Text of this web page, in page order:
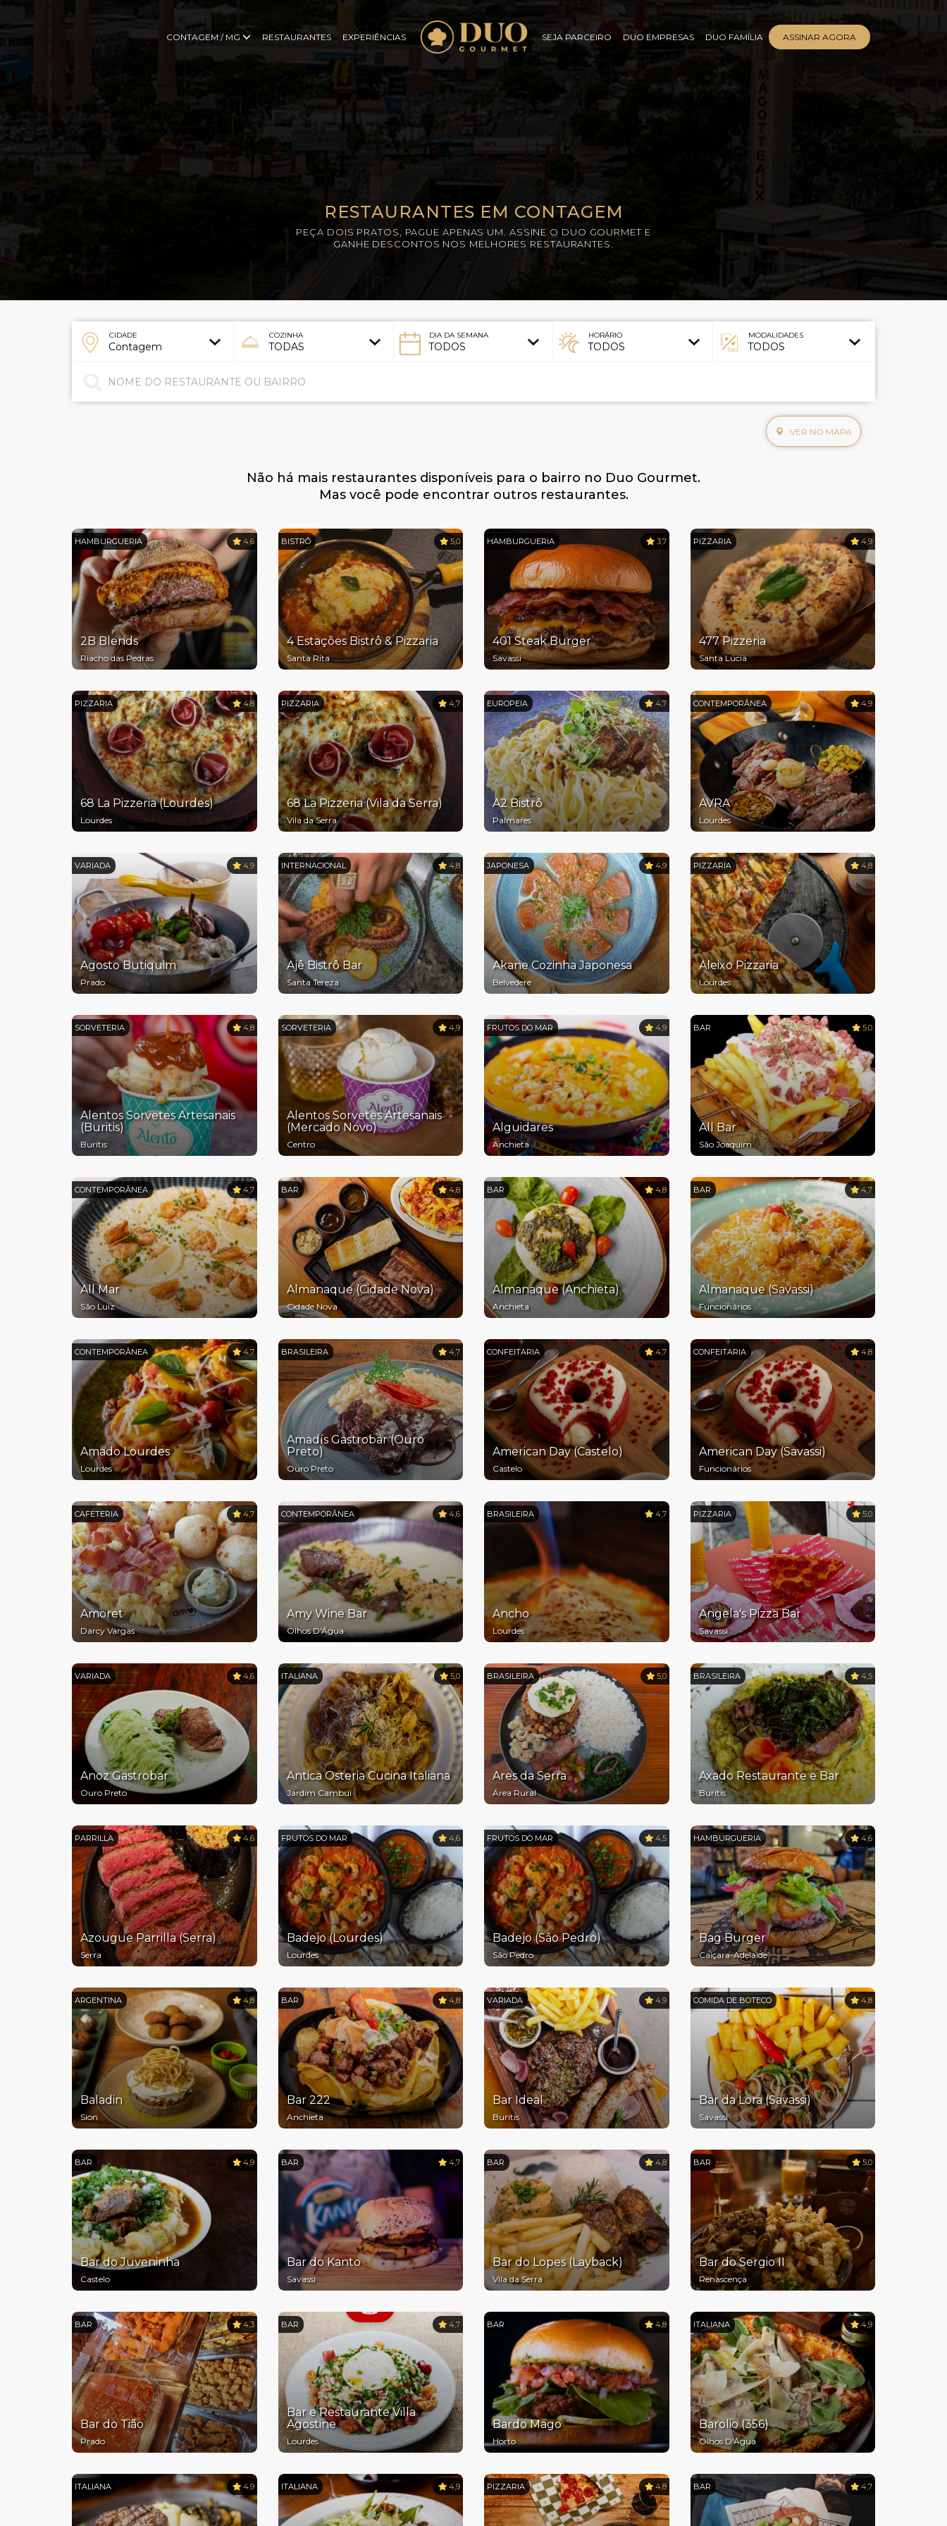
CONTAGEM / MG RESTAURANTES EXPERIÊNCIAS SEJA PARCEIRO DUO EMPRESAS DUO FAMÍLIA ASSINAR AGORA
RESTAURANTES EM CONTAGEM
PEÇA DOIS PRATOS, PAGUE APENAS UM. ASSINE O DUO GOURMET E
GANHE DESCONTOS NOS MELHORES RESTAURANTES.
CIDADE COZINHA DIA DA SEMANA HORÁRIO MODALIDADES
VER NO MAPA
Não há mais restaurantes disponíveis para o bairro no Duo Gourmet.
Mas você pode encontrar outros restaurantes.
HAMBURGUERIA 4,6
2B Blends
Riacho das Pedras
BISTRÔ 5,0
4 Estações Bistrô & Pizzaria
Santa Rita
HAMBURGUERIA 3,7
401 Steak Burger
Savassi
PIZZARIA 4,9
477 Pizzeria
Santa Lúcia
PIZZARIA 4,8
68 La Pizzeria (Lourdes)
Lourdes
PIZZARIA 4,7
68 La Pizzeria (Vila da Serra)
Vila da Serra
EUROPEIA 4,7
A2 Bistrô
Palmares
CONTEMPORÂNEA 4,9
AVRA
Lourdes
VARIADA 4,9
Agosto Butiquim
Prado
INTERNACIONAL 4,8
Ajê Bistrô Bar
Santa Tereza
JAPONESA 4,9
Akane Cozinha Japonesa
Belvedere
PIZZARIA 4,8
Aleixo Pizzaria
Lourdes
SORVETERIA 4,8
Alentos Sorvetes Artesanais
(Buritis)
Buritis
SORVETERIA 4,9
Alentos Sorvetes Artesanais
(Mercado Novo)
Centro
FRUTOS DO MAR 4,9
Alguidares
Anchieta
BAR 5,0
All Bar
São Joaquim
CONTEMPORÂNEA 4,7
All Mar
São Luiz
BAR 4,8
Almanaque (Cidade Nova)
Cidade Nova
BAR 4,8
Almanaque (Anchieta)
Anchieta
BAR 4,7
Almanaque (Savassi)
Funcionários
CONTEMPORÂNEA 4,7
Amado Lourdes
Lourdes
BRASILEIRA 4,7
Amadís Gastrobar (Ouro
Preto)
Ouro Preto
CONFEITARIA 4,7
American Day (Castelo)
Castelo
CONFEITARIA 4,8
American Day (Savassi)
Funcionários
CAFETERIA 4,7
Amoret
Darcy Vargas
CONTEMPORÂNEA 4,6
Amy Wine Bar
Olhos D'Água
BRASILEIRA 4,7
Ancho
Lourdes
PIZZARIA 5,0
Angela's Pizza Bar
Savassi
VARIADA 4,6
Anoz Gastrobar
Ouro Preto
ITALIANA 5,0
Antica Osteria Cucina Italiana
Jardim Cambui
BRASILEIRA 5,0
Ares da Serra
Área Rural
BRASILEIRA 4,5
Axado Restaurante e Bar
Buritis
PARRILLA 4,6
Azougue Parrilla (Serra)
Serra
FRUTOS DO MAR 4,6
Badejo (Lourdes)
Lourdes
FRUTOS DO MAR 4,5
Badejo (São Pedro)
São Pedro
HAMBURGUERIA 4,6
Bag Burger
Caiçara-Adelaide
ARGENTINA 4,8
Baladin
Sion
BAR 4,8
Bar 222
Anchieta
VARIADA 4,9
Bar Ideal
Buritis
COMIDA DE BOTECO 4,8
Bar da Lora (Savassi)
Savassi
BAR 4,9
Bar do Juveninha
Castelo
BAR 4,7
Bar do Kanto
Savassi
BAR 4,8
Bar do Lopes (Layback)
Vila da Serra
BAR 5,0
Bar do Sergio II
Renascença
BAR 4,3
Bar do Tião
Prado
BAR 4,7
Bar e Restaurante Villa
Agostine
Lourdes
BAR 4,8
Bardo Mago
Horto
ITALIANA 4,9
Barolio (356)
Olhos D'Água
ITALIANA 4,9 ITALIANA 4,9 PIZZARIA 4,8 BAR 4,7